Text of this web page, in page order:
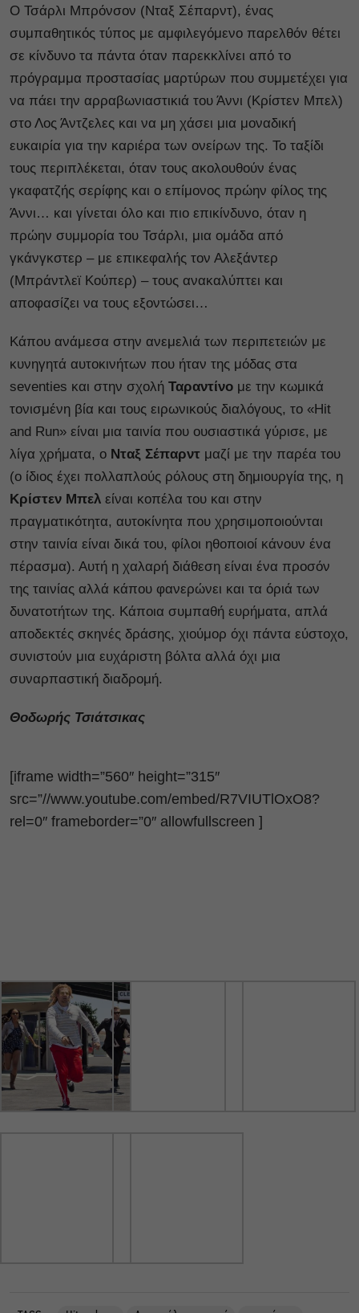
Ο Τσάρλι Μπρόνσον (Νταξ Σέπαρντ), ένας
συμπαθητικός τύπος με αμφιλεγόμενο παρελθόν θέτει
σε κίνδυνο τα πάντα όταν παρεκκλίνει από το
πρόγραμμα προστασίας μαρτύρων που συμμετέχει για
να πάει την αρραβωνιαστικιά του Άννι (Κρίστεν Μπελ)
στο Λος Άντζελες και να μη χάσει μια μοναδική
ευκαιρία για την καριέρα των ονείρων της. Το ταξίδι
τους περιπλέκεται, όταν τους ακολουθούν ένας
γκαφατζής σερίφης και ο επίμονος πρώην φίλος της
Άννι… και γίνεται όλο και πιο επικίνδυνο, όταν η
πρώην συμμορία του Τσάρλι, μια ομάδα από
γκάνγκστερ – με επικεφαλής τον Αλεξάντερ
(Μπράντλεϊ Κούπερ) – τους ανακαλύπτει και
αποφασίζει να τους εξοντώσει…
Κάπου ανάμεσα στην ανεμελιά των περιπετειών με
κυνηγητά αυτοκινήτων που ήταν της μόδας στα
seventies και στην σχολή Ταραντίνο με την κωμικά
τονισμένη βία και τους ειρωνικούς διαλόγους, το «Hit
and Run» είναι μια ταινία που ουσιαστικά γύρισε, με
λίγα χρήματα, ο Νταξ Σέπαρντ μαζί με την παρέα του
(ο ίδιος έχει πολλαπλούς ρόλους στη δημιουργία της, η
Κρίστεν Μπελ είναι κοπέλα του και στην
πραγματικότητα, αυτοκίνητα που χρησιμοποιούνται
στην ταινία είναι δικά του, φίλοι ηθοποιοί κάνουν ένα
πέρασμα). Αυτή η χαλαρή διάθεση είναι ένα προσόν
της ταινίας αλλά κάπου φανερώνει και τα όριά των
δυνατοτήτων της. Κάποια συμπαθή ευρήματα, απλά
αποδεκτές σκηνές δράσης, χιούμορ όχι πάντα εύστοχο,
συνιστούν μια ευχάριστη βόλτα αλλά όχι μια
συναρπαστική διαδρομή.
Θοδωρής Τσιάτσικας
[iframe width=”560″ height=”315″
src=”//www.youtube.com/embed/R7VIUTlOxO8?
rel=0″ frameborder=”0″ allowfullscreen ]